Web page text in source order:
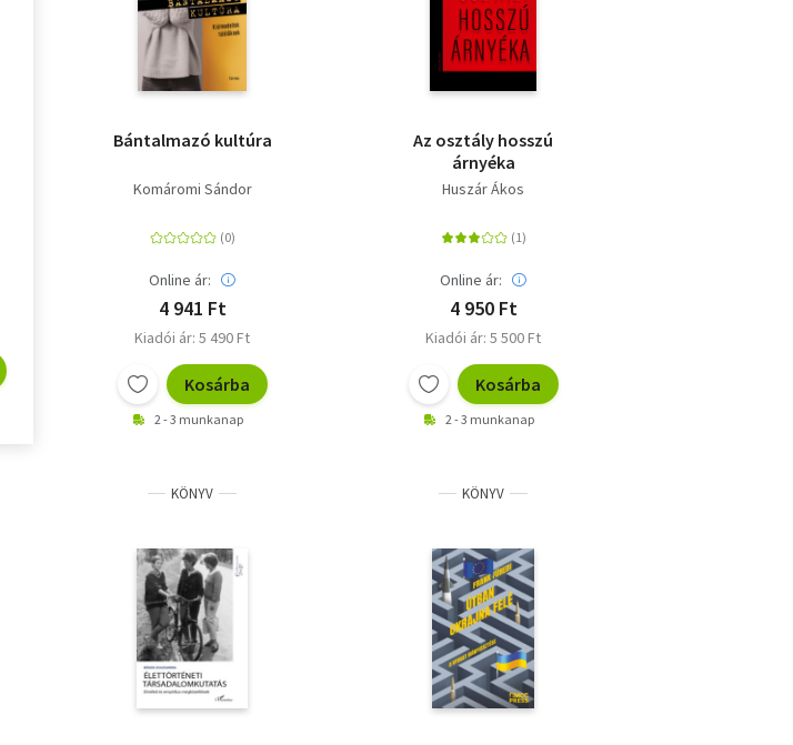
Bántalmazó kultúra
Komáromi Sándor
Online ár:
4 941 Ft
Kiadói ár: 5 490 Ft
Kosárba
2 - 3 munkanap
Az osztály hosszú
árnyéka
Huszár Ákos
Online ár:
4 950 Ft
Kiadói ár: 5 500 Ft
Kosárba
2 - 3 munkanap
KÖNYV KÖNYV